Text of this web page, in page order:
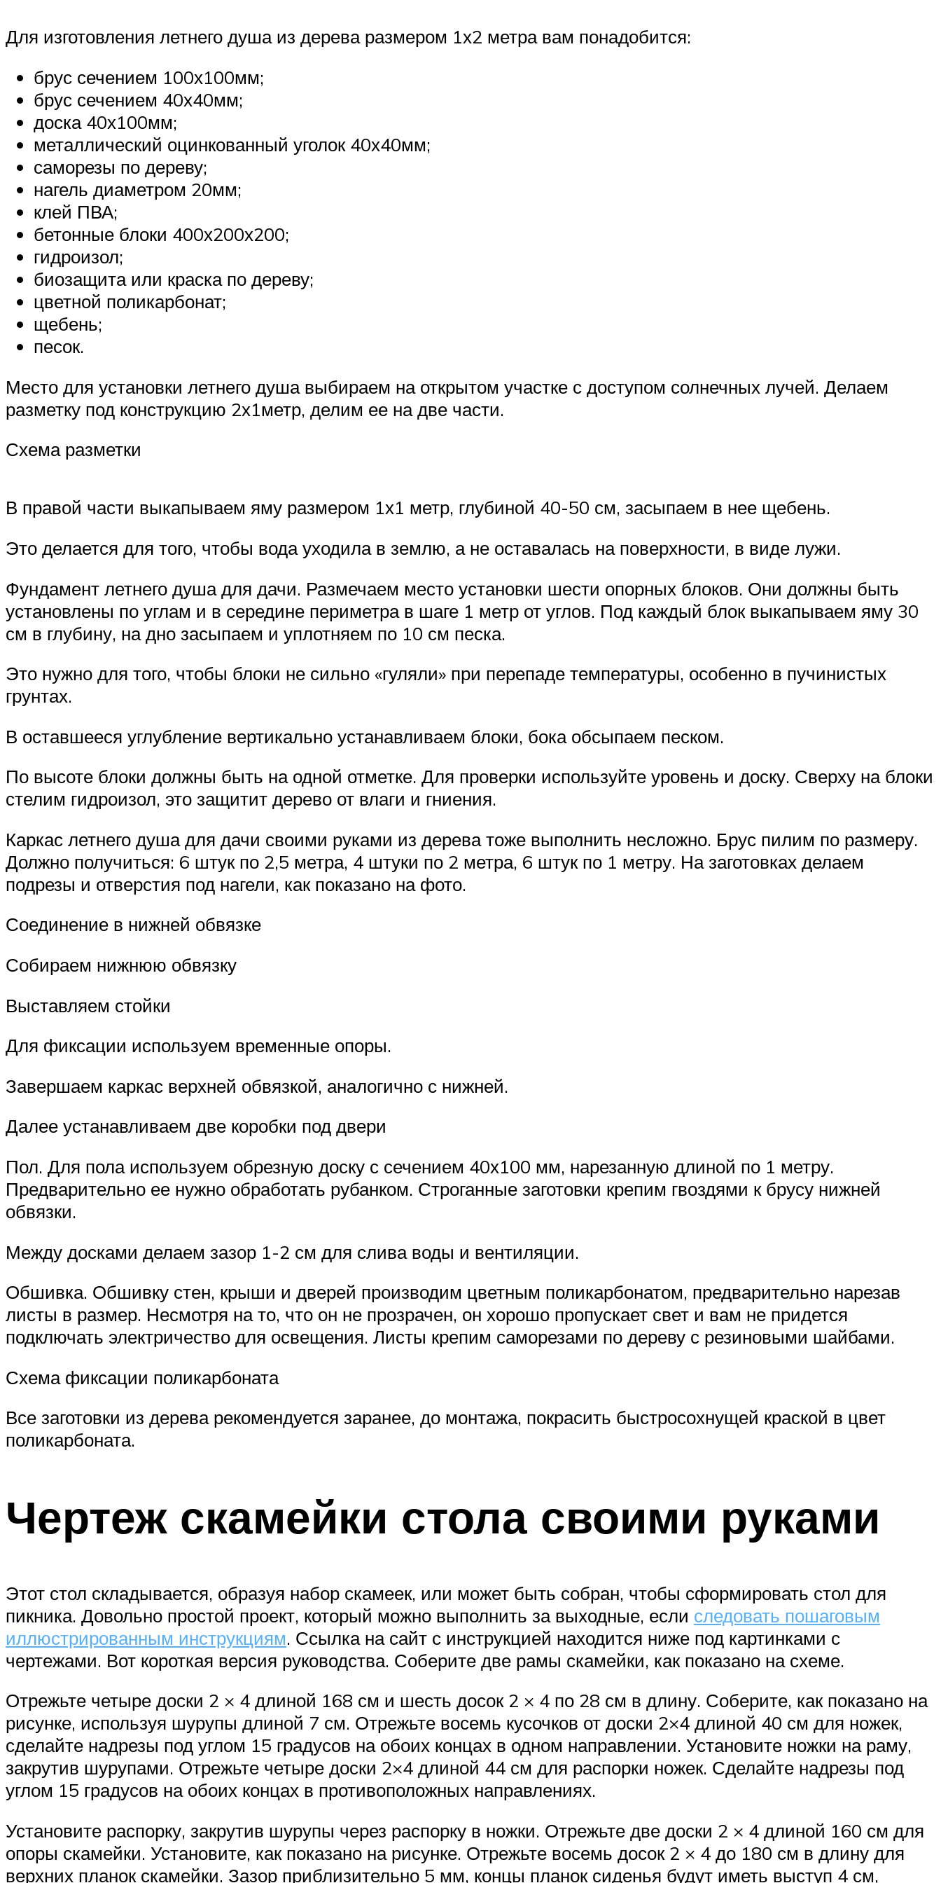
Для изготовления летнего душа из дерева размером 1х2 метра вам понадобится:
брус сечением 100х100мм;
брус сечением 40х40мм;
доска 40х100мм;
металлический оцинкованный уголок 40х40мм;
саморезы по дереву;
нагель диаметром 20мм;
клей ПВА;
бетонные блоки 400х200х200;
гидроизол;
биозащита или краска по дереву;
цветной поликарбонат;
щебень;
песок.
Место для установки летнего душа выбираем на открытом участке с доступом солнечных лучей. Делаем
разметку под конструкцию 2х1метр, делим ее на две части.
Схема разметки
В правой части выкапываем яму размером 1х1 метр, глубиной 40-50 см, засыпаем в нее щебень.
Это делается для того, чтобы вода уходила в землю, а не оставалась на поверхности, в виде лужи.
Фундамент летнего душа для дачи. Размечаем место установки шести опорных блоков. Они должны быть
установлены по углам и в середине периметра в шаге 1 метр от углов. Под каждый блок выкапываем яму 30
см в глубину, на дно засыпаем и уплотняем по 10 см песка.
Это нужно для того, чтобы блоки не сильно «гуляли» при перепаде температуры, особенно в пучинистых
грунтах.
В оставшееся углубление вертикально устанавливаем блоки, бока обсыпаем песком.
По высоте блоки должны быть на одной отметке. Для проверки используйте уровень и доску. Сверху на блоки
стелим гидроизол, это защитит дерево от влаги и гниения.
Каркас летнего душа для дачи своими руками из дерева тоже выполнить несложно. Брус пилим по размеру.
Должно получиться: 6 штук по 2,5 метра, 4 штуки по 2 метра, 6 штук по 1 метру. На заготовках делаем
подрезы и отверстия под нагели, как показано на фото.
Соединение в нижней обвязке
Собираем нижнюю обвязку
Выставляем стойки
Для фиксации используем временные опоры.
Завершаем каркас верхней обвязкой, аналогично с нижней.
Далее устанавливаем две коробки под двери
Пол. Для пола используем обрезную доску с сечением 40х100 мм, нарезанную длиной по 1 метру.
Предварительно ее нужно обработать рубанком. Строганные заготовки крепим гвоздями к брусу нижней
обвязки.
Между досками делаем зазор 1-2 см для слива воды и вентиляции.
Обшивка. Обшивку стен, крыши и дверей производим цветным поликарбонатом, предварительно нарезав
листы в размер. Несмотря на то, что он не прозрачен, он хорошо пропускает свет и вам не придется
подключать электричество для освещения. Листы крепим саморезами по дереву с резиновыми шайбами.
Схема фиксации поликарбоната
Все заготовки из дерева рекомендуется заранее, до монтажа, покрасить быстросохнущей краской в цвет
поликарбоната.
Чертеж скамейки стола своими руками
Этот стол складывается, образуя набор скамеек, или может быть собран, чтобы сформировать стол для
пикника. Довольно простой проект, который можно выполнить за выходные, если следовать пошаговым
иллюстрированным инструкциям. Ссылка на сайт с инструкцией находится ниже под картинками с
чертежами. Вот короткая версия руководства. Соберите две рамы скамейки, как показано на схеме.
Отрежьте четыре доски 2 × 4 длиной 168 см и шесть досок 2 × 4 по 28 см в длину. Соберите, как показано на
рисунке, используя шурупы длиной 7 см. Отрежьте восемь кусочков от доски 2×4 длиной 40 см для ножек,
сделайте надрезы под углом 15 градусов на обоих концах в одном направлении. Установите ножки на раму,
закрутив шурупами. Отрежьте четыре доски 2×4 длиной 44 см для распорки ножек. Сделайте надрезы под
углом 15 градусов на обоих концах в противоположных направлениях.
Установите распорку, закрутив шурупы через распорку в ножки. Отрежьте две доски 2 × 4 длиной 160 см для
опоры скамейки. Установите, как показано на рисунке. Отрежьте восемь досок 2 × 4 до 180 см в длину для
верхних планок скамейки. Зазор приблизительно 5 мм, концы планок сиденья будут иметь выступ 4 см,